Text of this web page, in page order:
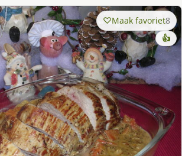
Maak favoriet8
👍